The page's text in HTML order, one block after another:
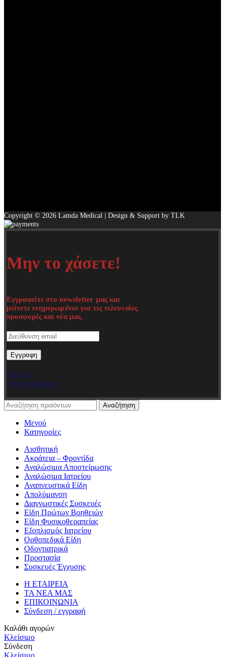
Copyright © 2026 Lamda Medical | Design & Support by TLK
Μην το χάσετε!
Εγγραφείτε στο newsletter μας και
μείνετε ενημερωμένοι για τις τελευταίες
προσφορές και νέα μας.
Όροι &
Προϋποθέσεις
Αναζήτηση
Μενού
Κατηγορίες
Αισθητική
Ακράτεια – Φροντίδα
Αναλώσιμα Αποστείρωσης
Αναλώσιμα Ιατρείου
Αναπνευστικά Είδη
Απολύμανση
Διαγνωστικές Συσκευές
Είδη Πρώτων Βοηθειών
Είδη Φυσικοθεραπείας
Εξοπλισμός Ιατρείου
Ορθοπεδικά Είδη
Οδοντιατρικά
Προστασία
Συσκευές Έγχυσης
Η ΕΤΑΙΡΕΙΑ
ΤΑ ΝΕΑ ΜΑΣ
ΕΠΙΚΟΙΝΩΝΙΑ
Σύνδεση / εγγραφή
Καλάθι αγορών
Κλείσιμο
Σύνδεση
Κλείσιμο